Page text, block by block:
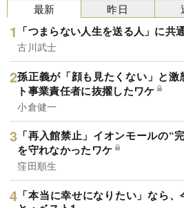
最新
「つまらない人生を送る人」に共
古川武士
孫正義が「顔も見たくない」と激
ト事業責任者に抜擢したワケ
小倉健一
「再入館禁止」イオンモールの“
を守れなかったワケ
窪田順生
「本当に幸せになりたい」なら
昨日